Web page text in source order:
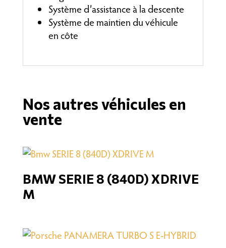
Système d’assistance à la descente
Système de maintien du véhicule
en côte
Nos autres véhicules en
vente
BMW SERIE 8 (840D) XDRIVE
M